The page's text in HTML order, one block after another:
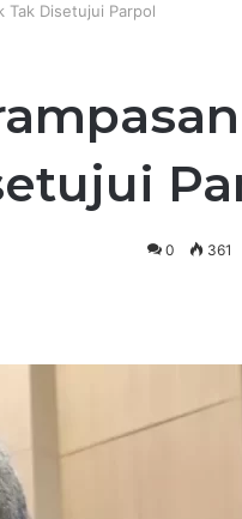
Tak Disetujui Parpol
0 361